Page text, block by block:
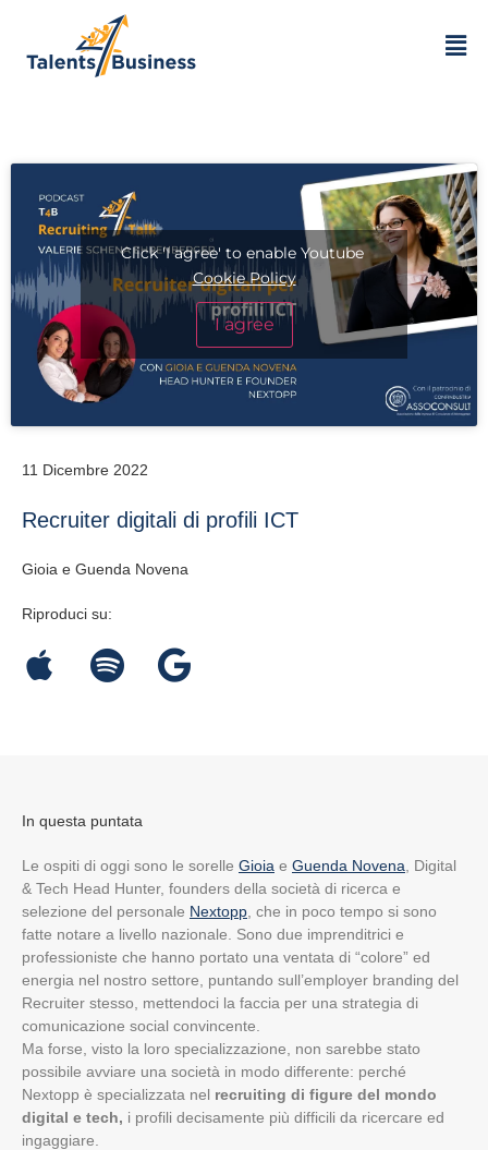
Click 'I agree' to enable Youtube
Cookie Policy
I agree
11 Dicembre 2022
Recruiter digitali di profili ICT
Gioia e Guenda Novena
Riproduci su:
In questa puntata
Le ospiti di oggi sono le sorelle Gioia e Guenda Novena
Digital
& Tech Head Hunter, founders della società di ricerca e
selezione del personale Nextopp che in poco tempo si sono
fatte notare a livello nazionale . Sono due imprenditrici e
professioniste che hanno portato una ventata di “colore” ed
energia nel nostro settore, puntando sull’employer branding del
Recruiter stesso, mettendoci la faccia per una strategia di
comunicazione social convincente.
Ma forse, visto la loro specializzazione, non sarebbe stato
possibile avviare una società in modo differente: perché
Nextopp è specializzata nel recruiting di figure del mondo
digital e tech, i profili decisamente più difficili da ricercare ed
ingaggiare.